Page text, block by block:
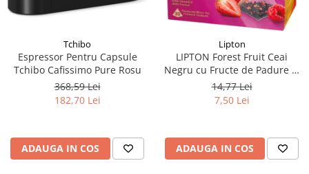
Tchibo
Espressor Pentru Capsule
Tchibo Cafissimo Pure Rosu
368,59 Lei
182,70 Lei
ADAUGA IN COS
Lipton
LIPTON Forest Fruit Ceai
Negru cu Fructe de Padure si
Capsuni Piramide 20x2.1g
(TDV 30.08.2026)
14,77 Lei
7,50 Lei
ADAUGA IN COS